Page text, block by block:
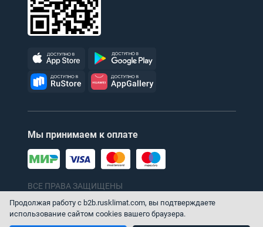
Мы принимаем к оплате
ВСЕ ПРАВА ЗАЩИЩЕНЫ
© 1996–2026 ТПХ «Русклимат»
Продолжая работу с b2b.rusklimat.com, вы подтверждаете
использование сайтом cookies вашего браузера.